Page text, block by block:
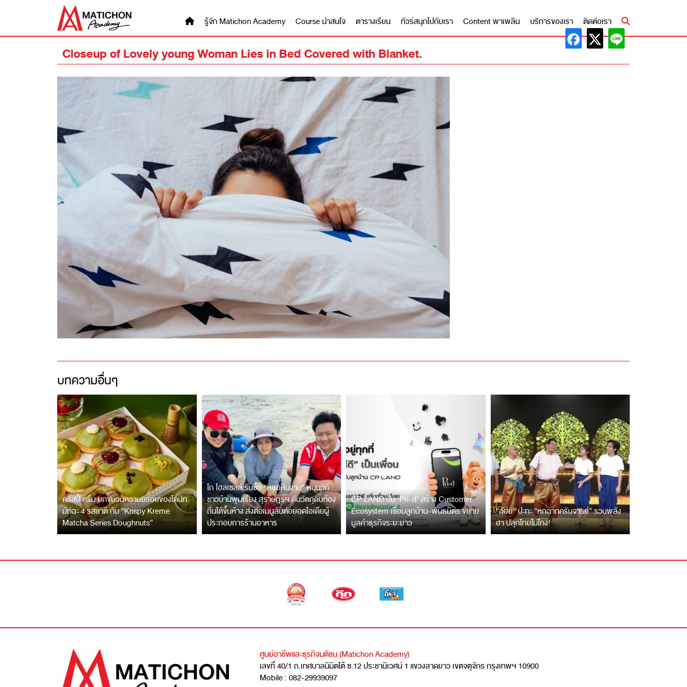
รู้จัก Matichon Academy Course น่าสนใจ ตารางเรียน ทัวร์สนุกไปกับเรา Content พาเพลิน บริการของเรา ติดต่อเรา
Closeup of Lovely young Woman Lies in Bed Covered with Blanket.
บทความอื่นๆ
คริสปี้ ครีม ยกขบวนความอร่อยของโดนัท
มัทฉะ 4 รสชาติ กับ “Krispy Kreme
Matcha Series Doughnuts”
โก โฮลเซลล์ รับซื้อ “หอยหินงาม” หนุนวิถี
ชาวบ้านพุมเรียง สุราษฎร์ฯ ดันวัตถุดิบท้อง
ถิ่นใต้ขึ้นห้าง ส่งต่อเมนูลับต่อยอดไอเดียผู้
ประกอบการร้านอาหาร
CP LAND ปั้น ‘Pri-d’ สร้าง Customer
Ecosystem เชื่อมลูกบ้าน-พันธมิตร ขยาย
มูลค่าธุรกิจระยะยาว
“ฉ่อย” ปะทะ “หกฉากครับจารย์” รวมพลัง
ฮา ปลุกไทยไม่โกง!
ศูนย์อาชีพและธุรกิจมติชน (Matichon Academy)
เลขที่ 40/1 ถ.เทศบาลนิมิตใต้ ซ.12 ประชานิเวศน์ 1 แขวงลาดยาว เขตจตุจักร กรุงเทพฯ 10900
Mobile : 082-29939097